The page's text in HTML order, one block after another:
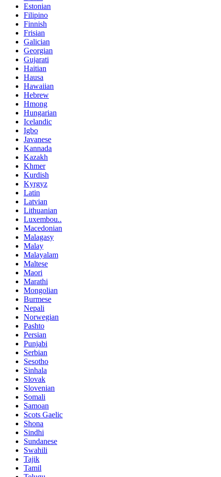
Estonian
Filipino
Finnish
Frisian
Galician
Georgian
Gujarati
Haitian
Hausa
Hawaiian
Hebrew
Hmong
Hungarian
Icelandic
Igbo
Javanese
Kannada
Kazakh
Khmer
Kurdish
Kyrgyz
Latin
Latvian
Lithuanian
Luxembou..
Macedonian
Malagasy
Malay
Malayalam
Maltese
Maori
Marathi
Mongolian
Burmese
Nepali
Norwegian
Pashto
Persian
Punjabi
Serbian
Sesotho
Sinhala
Slovak
Slovenian
Somali
Samoan
Scots Gaelic
Shona
Sindhi
Sundanese
Swahili
Tajik
Tamil